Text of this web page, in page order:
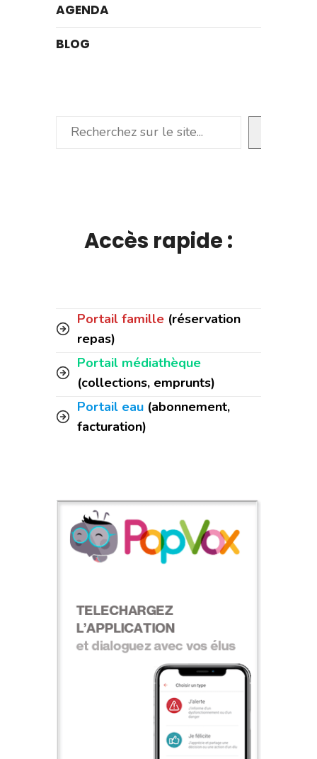
AGENDA
BLOG
Rechercher
Accès rapide :
Portail famille (réservation
repas)
Portail médiathèque
(collections, emprunts)
Portail eau (abonnement,
facturation)